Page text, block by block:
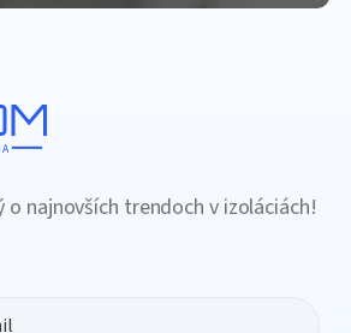
najnovších trendoch v izoláciách!